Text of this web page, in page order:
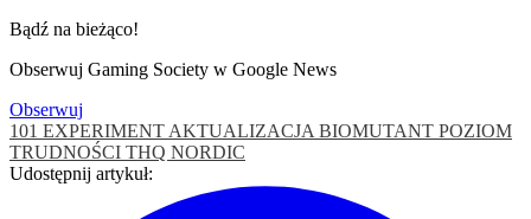
Bądź na bieżąco!
Obserwuj Gaming Society w Google News
Obserwuj
101 EXPERIMENT AKTUALIZACJA BIOMUTANT POZIOM
TRUDNOŚCI THQ NORDIC
Udostępnij artykuł: